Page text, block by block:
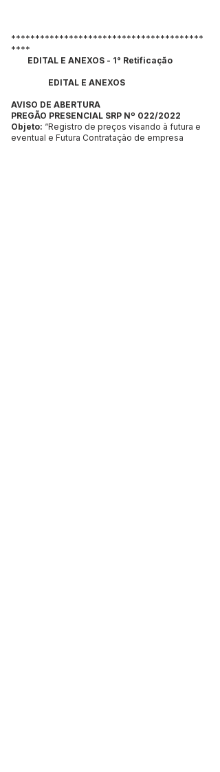
****************************************
****
EDITAL E ANEXOS - 1° Retificação
EDITAL E ANEXOS
AVISO DE ABERTURA
PREGÃO PRESENCIAL SRP Nº 022/2022
Objeto: “Registro de preços visando à futura e
eventual e Futura Contratação de empresa